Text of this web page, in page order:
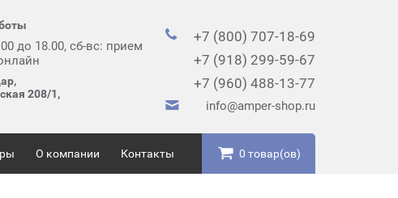
до 18.00, сб-вс: прием
208/1,
+7 (800) 707-18-69
+7 (918) 299-59-67
+7 (960) 488-13-77
info@amper-shop.ru
О компании Контакты 0 товар(ов)